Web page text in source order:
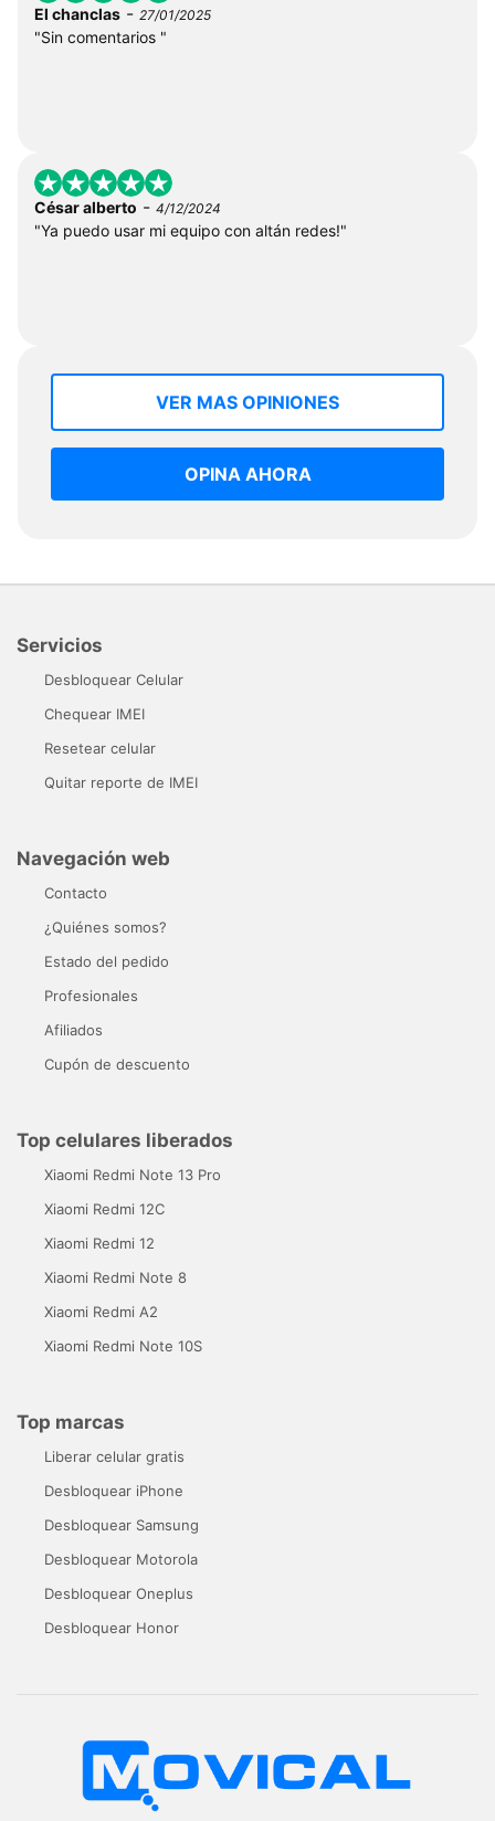
El chanclas - 27/01/2025
"Sin comentarios "
César alberto - 4/12/2024
"Ya puedo usar mi equipo con altán redes!"
VER MAS OPINIONES
OPINA AHORA
Servicios
Desbloquear Celular
Chequear IMEI
Resetear celular
Quitar reporte de IMEI
Navegación web
Contacto
¿Quiénes somos?
Estado del pedido
Profesionales
Afiliados
Cupón de descuento
Top celulares liberados
Xiaomi Redmi Note 13 Pro
Xiaomi Redmi 12C
Xiaomi Redmi 12
Xiaomi Redmi Note 8
Xiaomi Redmi A2
Xiaomi Redmi Note 10S
Top marcas
Liberar celular gratis
Desbloquear iPhone
Desbloquear Samsung
Desbloquear Motorola
Desbloquear Oneplus
Desbloquear Honor